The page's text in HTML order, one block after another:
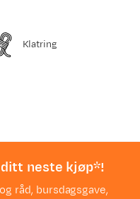
Klatring
ditt neste kjøp*!
råd, bursdagsgave,